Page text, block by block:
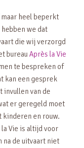
heel beperkt
we dat
die wij verzorgd
bureauAprès la Vie
te bespreken of
kan een gesprek
van de
er geregeld moet
kinderen en rouw.
Vie is altijd voor
na de uitvaart niet